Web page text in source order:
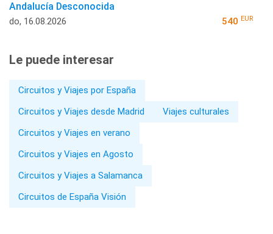
Andalucía Desconocida
do, 16.08.2026 540 EUR
Le puede interesar
Circuitos y Viajes por España
Circuitos y Viajes desde Madrid
Viajes culturales
Circuitos y Viajes en verano
Circuitos y Viajes en Agosto
Circuitos y Viajes a Salamanca
Circuitos de España Visión